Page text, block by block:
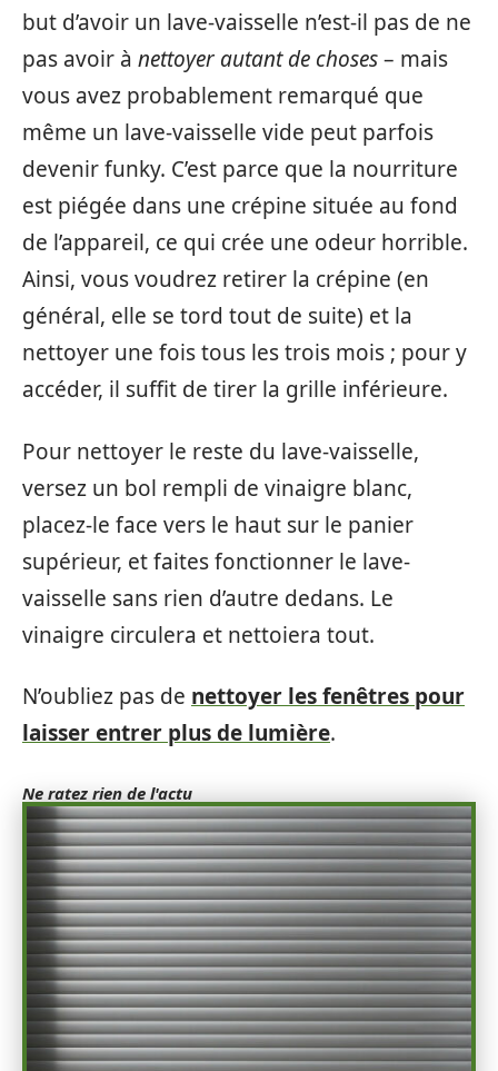
but d’avoir un lave-vaisselle n’est-il pas de ne
pas avoir à nettoyer autant de choses– mais
vous avez probablement remarqué que
même un lave-vaisselle vide peut parfois
devenir funky. C’est parce que la nourriture
est piégée dans une crépine située au fond
de l’appareil, ce qui crée une odeur horrible.
Ainsi, vous voudrez retirer la crépine (en
général, elle se tord tout de suite) et la
nettoyer une fois tous les trois mois ; pour y
accéder, il suffit de tirer la grille inférieure.
Pour nettoyer le reste du lave-vaisselle,
versez un bol rempli de vinaigre blanc,
placez-le face vers le haut sur le panier
supérieur, et faites fonctionner le lave-
vaisselle sans rien d’autre dedans. Le
vinaigre circulera et nettoiera tout.
N’oubliez pas de nettoyer les fenêtres pour
laisser entrer plus de lumière.
Ne ratez rien de l'actu